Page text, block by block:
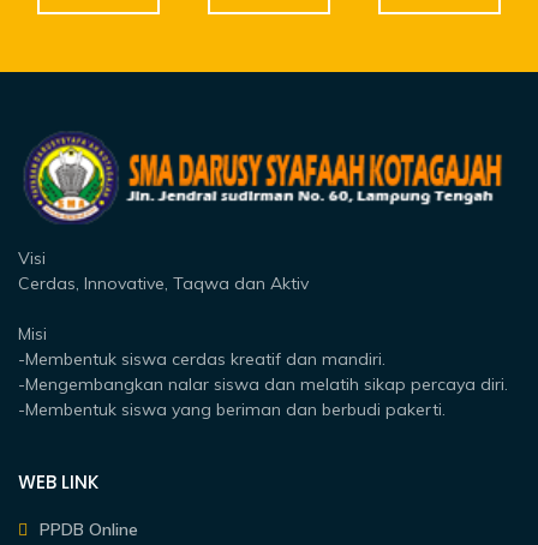
Visi
Cerdas, Innovative, Taqwa dan Aktiv
Misi
-Membentuk siswa cerdas kreatif dan mandiri.
-Mengembangkan nalar siswa dan melatih sikap percaya diri.
-Membentuk siswa yang beriman dan berbudi pakerti.
WEB LINK
PPDB Online